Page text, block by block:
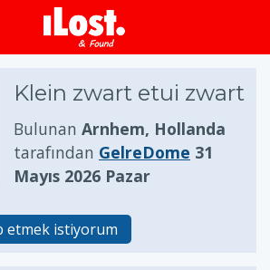
Klein zwart etui zwart
Bulunan Arnhem, Hollanda
tarafından GelreDome 31
Mayıs 2026 Pazar
etmek istiyorum